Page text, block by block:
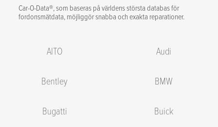
Car-O-Data®, som baseras på världens största databas för
fordonsmätdata, möjliggör snabba och exakta reparationer.
AITO Audi
Bentley BMW
Bugatti Buick